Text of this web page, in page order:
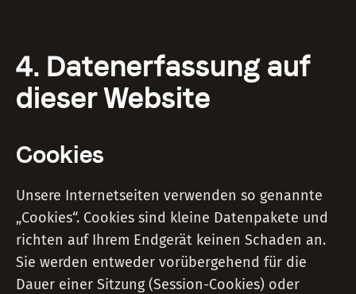
4. Datenerfassung auf
dieser Website
Cookies
Unsere Internetseiten verwenden so genannte
„Cookies“. Cookies sind kleine Datenpakete und
richten auf Ihrem Endgerät keinen Schaden an.
Sie werden entweder vorübergehend für die
Dauer einer Sitzung (Session-Cookies) oder